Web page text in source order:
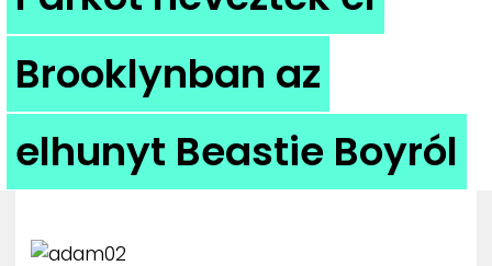
DIZÁJN
DIVAT
HIP
Brooklynban az
elhunyt Beastie Boyról